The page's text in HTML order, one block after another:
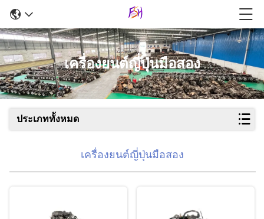
เครื่องยนต์ญี่ปุ่นมือสอง
ประเภททั้งหมด
เครื่องยนต์ญี่ปุ่นมือสอง